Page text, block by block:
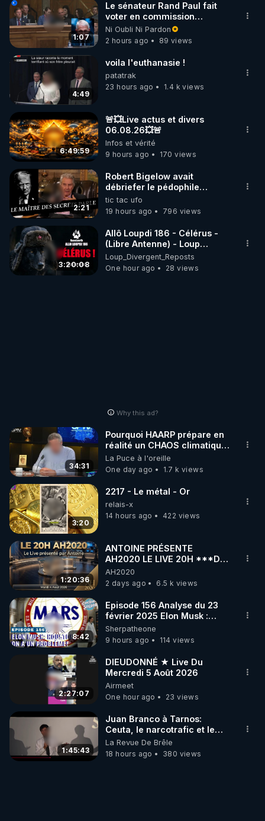
1:07
Le sénateur Rand Paul fait
voter en commission
l'outrage au Congrès contre
Anthony Fauci
Ni Oubli Ni Pardon
2 hours ago
89 views
4:49
voila l'euthanasie !
patatrak
23 hours ago
1.4 k views
6:49:59
🚨💥Live actus et divers
06.08.26💥🚨
Infos et vérité
9 hours ago
170 views
2:21
Robert Bigelow avait
débriefer le pédophile
génocidaire de donald j
trump
tic tac ufo
19 hours ago
796 views
3:20:08
Allô Loupdi 186 - Célérus -
(Libre Antenne) - Loup
Divergent 2026.08.06
Loup_Divergent_Reposts
One hour ago
28 views
Why this ad?
34:31
Pourquoi HAARP prépare en
réalité un CHAOS climatique,
on répond
La Puce à l'oreille
One day ago
1.7 k views
3:20
2217 - Le métal - Or
relais-x
14 hours ago
422 views
1:20:36
ANTOINE PRÉSENTE
AH2020 LE LIVE 20H ***DU
04/08/2026*** 📷LE
GRAND RÉVEIL EST EN
MARCHE 📷
AH2020
2 days ago
6.5 k views
8:42
Episode 156 Analyse du 23
février 2025 Elon Musk :
Houston , on a un problème !
Sherpatheone
9 hours ago
114 views
2:27:07
DIEUDONNÉ ★ Live Du
Mercredi 5 Août 2026
Airmeet
One hour ago
23 views
1:45:43
Juan Branco à Tarnos:
Ceuta, le narcotrafic et le
pouvoir en France
La Revue De Brêle
18 hours ago
380 views